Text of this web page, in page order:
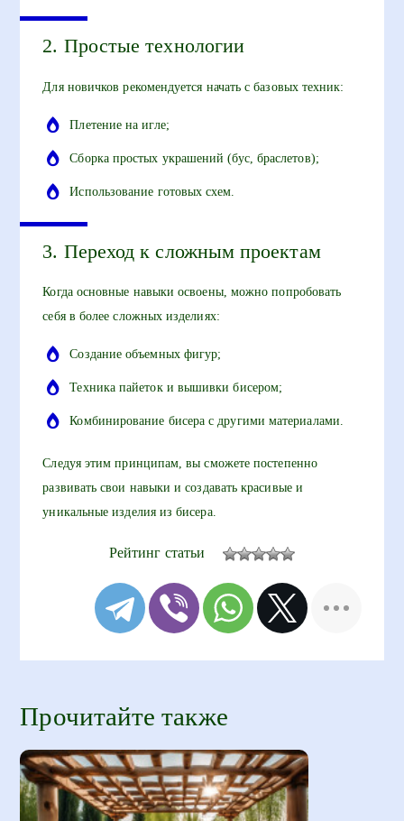
2. Простые технологии
Для новичков рекомендуется начать с базовых техник:
Плетение на игле;
Сборка простых украшений (бус, браслетов);
Использование готовых схем.
3. Переход к сложным проектам
Когда основные навыки освоены, можно попробовать
себя в более сложных изделиях:
Создание объемных фигур;
Техника пайеток и вышивки бисером;
Комбинирование бисера с другими материалами.
Следуя этим принципам, вы сможете постепенно
развивать свои навыки и создавать красивые и
уникальные изделия из бисера.
Рейтинг статьи
Прочитайте также